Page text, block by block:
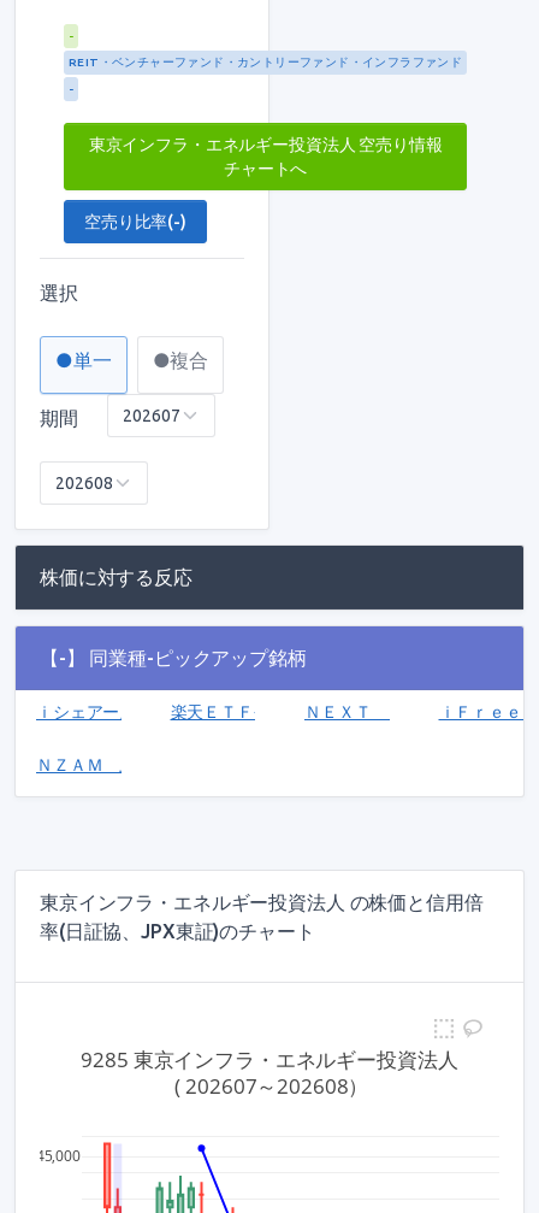
-
REIT・ベンチャーファンド・カントリーファンド・インフラファンド
-
東京インフラ・エネルギー投資法人 空売り情報
チャートへ
空売り比率(-)
選択
●単一 ●複合
期間
株価に対する反応
【-】 同業種-ピックアップ銘柄
ｉシェアーズ 米ドル建て投資適格社債 ＥＴＦ(2257)
楽天ＥＴＦ‐日経ダブルインバース指数連動型
ＮＥＸＴ ＦＵＮＤＳ ＪＰＸ
ｉＦｒｅｅ
ＮＺＡＭ 上場投信 東証ＲＥＩＴ Ｃｏｒｅ指数(2527)
東京インフラ・エネルギー投資法人 の株価と信用倍
率(日証協、JPX東証)のチャート
45,000
9285 東京インフラ・エネルギー投資法人
( 202607～202608）